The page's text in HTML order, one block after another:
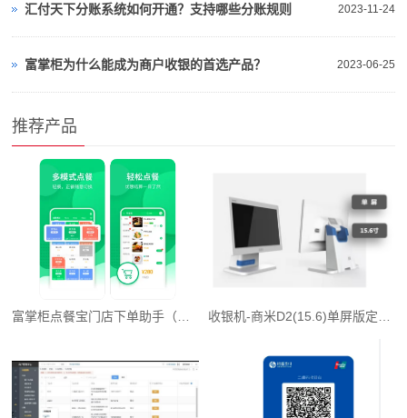
2023-11-24
汇付天下分账系统如何开通？支持哪些分账规则
2023-06-25
富掌柜为什么能成为商户收银的首选产品？
推荐产品
富掌柜点餐宝门店下单助手（详细介绍） 收银机-商米D2(15.6)单屏版定制蓝